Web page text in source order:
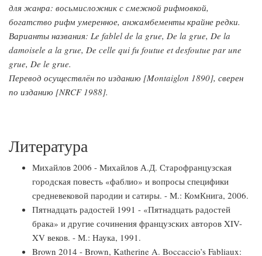
для жанра: восьмисложник с смежной рифмовкой,
богатство рифм умеренное, анжамбементы крайне редки.
Варианты названия: Le fablel de la grue, De la grue, De la
damoisele a la grue, De celle qui fu foutue et desfoutue par une
grue, De le grue.
Перевод осуществлён по изданию [Montaiglon 1890], сверен
по изданию [NRCF 1988].
Литература
Михайлов 2006 - Михайлов А.Д. Старофранцузская
городская повесть «фаблио» и вопросы специфики
средневековой пародии и сатиры. - М.: КомКнига, 2006.
Пятнадцать радостей 1991 - «Пятнадцать радостей
брака» и другие сочинения французских авторов XIV-
XV веков. - М.: Наука, 1991.
Brown 2014 - Brown, Katherine A. Boccaccio’s Fabliaux: